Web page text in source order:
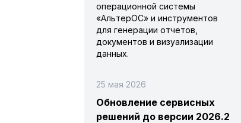
операционной системы
«АльтерОС» и инструментов
для генерации отчетов,
документов и визуализации
данных.
25 мая 2026
Обновление сервисных
решений до версии 2026.2